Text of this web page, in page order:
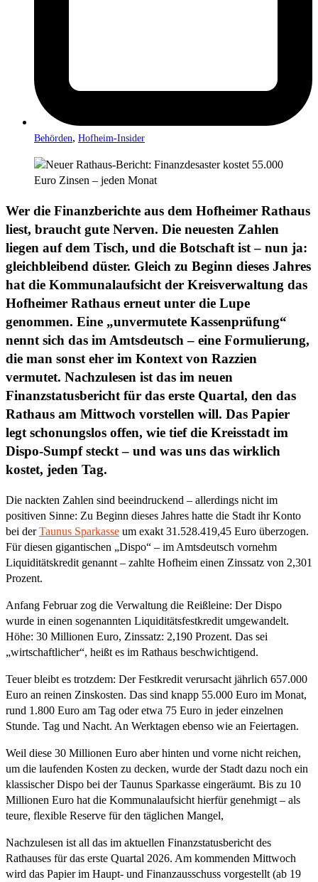
Behörden, Hofheim-Insider
Wer die Finanzberichte aus dem Hofheimer Rathaus
liest, braucht gute Nerven. Die neuesten Zahlen
liegen auf dem Tisch, und die Botschaft ist – nun ja:
gleichbleibend düster. Gleich zu Beginn dieses Jahres
hat die Kommunalaufsicht der Kreisverwaltung das
Hofheimer Rathaus erneut unter die Lupe
genommen. Eine „unvermutete Kassenprüfung“
nennt sich das im Amtsdeutsch – eine Formulierung,
die man sonst eher im Kontext von Razzien
vermutet. Nachzulesen ist das im neuen
Finanzstatusbericht für das erste Quartal, den das
Rathaus am Mittwoch vorstellen will. Das Papier
legt schonungslos offen, wie tief die Kreisstadt im
Dispo-Sumpf steckt – und was uns das wirklich
kostet, jeden Tag.
Die nackten Zahlen sind beeindruckend – allerdings nicht im
positiven Sinne: Zu Beginn dieses Jahres hatte die Stadt ihr Konto
bei derTaunus Sparkasse um exakt 31.528.419,45 Euro überzogen.
Für diesen gigantischen „Dispo“ – im Amtsdeutsch vornehm
Liquiditätskredit genannt – zahlte Hofheim einen Zinssatz von 2,301
Prozent.
Anfang Februar zog die Verwaltung die Reißleine: Der Dispo
wurde in einen sogenannten Liquiditätsfestkredit umgewandelt.
Höhe: 30 Millionen Euro, Zinssatz: 2,190 Prozent. Das sei
„wirtschaftlicher“, heißt es im Rathaus beschwichtigend.
Teuer bleibt es trotzdem: Der Festkredit verursacht jährlich 657.000
Euro an reinen Zinskosten. Das sind knapp 55.000 Euro im Monat,
rund 1.800 Euro am Tag oder etwa 75 Euro in jeder einzelnen
Stunde. Tag und Nacht. An Werktagen ebenso wie an Feiertagen.
Weil diese 30 Millionen Euro aber hinten und vorne nicht reichen,
um die laufenden Kosten zu decken, wurde der Stadt dazu noch ein
klassischer Dispo bei der Taunus Sparkasse eingeräumt. Bis zu 10
Millionen Euro hat die Kommunalaufsicht hierfür genehmigt – als
teure, flexible Reserve für den täglichen Mangel,
Nachzulesen ist all das im aktuellen Finanzstatusbericht des
Rathauses für das erste Quartal 2026. Am kommenden Mittwoch
wird das Papier im Haupt- und Finanzausschuss vorgestellt (ab 19